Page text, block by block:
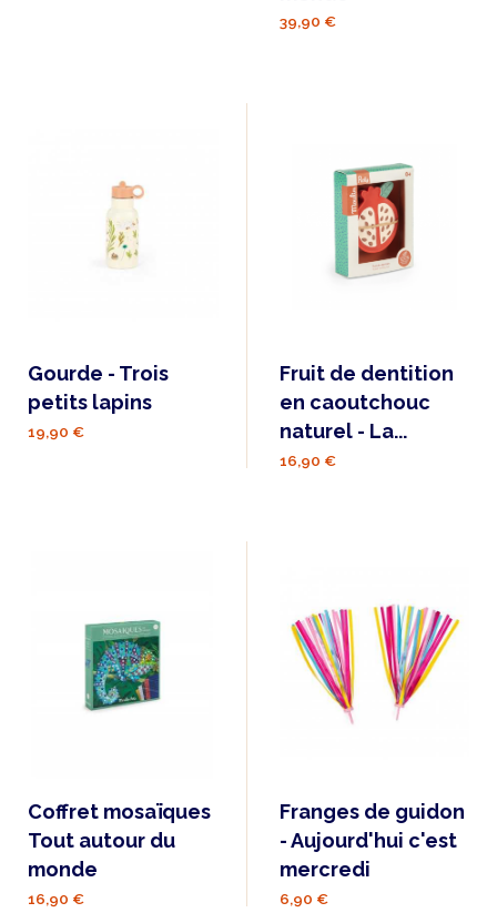
39,90 €
Gourde - Trois
petits lapins
19,90 €
Fruit de dentition
en caoutchouc
naturel - La...
16,90 €
Coffret mosaïques
Tout autour du
monde
16,90 €
Franges de guidon
- Aujourd'hui c'est
mercredi
6,90 €